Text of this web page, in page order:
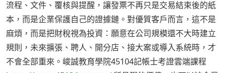
流程、文件、覆核與提醒，讓發票不再只是交易結束後的紙
本，而是企業保護自己的證據鏈。對優質客戶而言，這不是
麻煩，而是把財稅視為投資：願意在公司規模還不大時建立
規則，未來擴張、聘人、開分店、接大案或導入系統時，才
不會全部重來。峻誠教育學院45104記帳士考證雲端課程